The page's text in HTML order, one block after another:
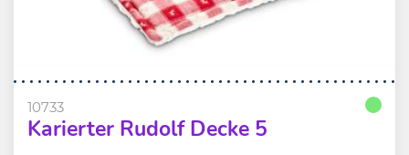
10733
Karierter Rudolf Decke 5